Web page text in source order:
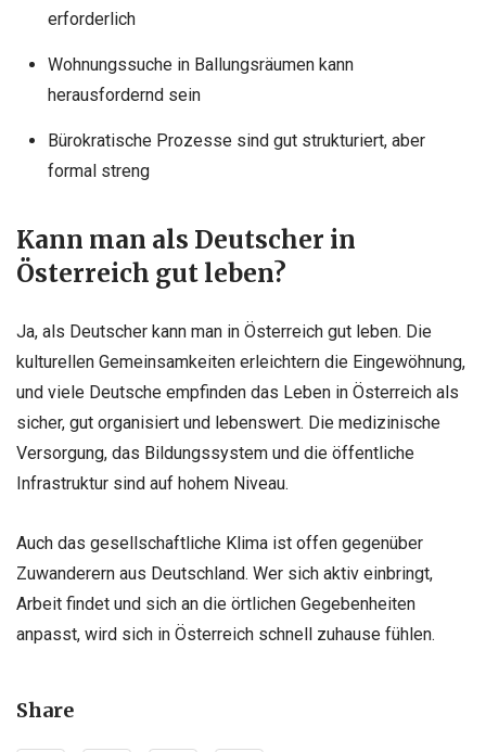
erforderlich
Wohnungssuche in Ballungsräumen kann
herausfordernd sein
Bürokratische Prozesse sind gut strukturiert, aber
formal streng
Kann man als Deutscher in
Österreich gut leben?
Ja, als Deutscher kann man in Österreich gut leben. Die
kulturellen Gemeinsamkeiten erleichtern die Eingewöhnung,
und viele Deutsche empfinden das Leben in Österreich als
sicher, gut organisiert und lebenswert. Die medizinische
Versorgung, das Bildungssystem und die öffentliche
Infrastruktur sind auf hohem Niveau.
Auch das gesellschaftliche Klima ist offen gegenüber
Zuwanderern aus Deutschland. Wer sich aktiv einbringt,
Arbeit findet und sich an die örtlichen Gegebenheiten
anpasst, wird sich in Österreich schnell zuhause fühlen.
Share